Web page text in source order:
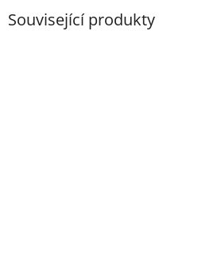
Související produkty